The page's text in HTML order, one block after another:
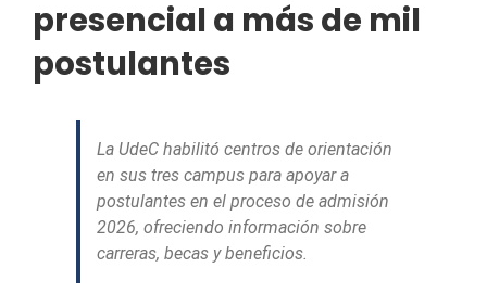
presencial a más de mil
postulantes
La UdeC habilitó centros de orientación
en sus tres campus para apoyar a
postulantes en el proceso de admisión
2026, ofreciendo información sobre
carreras, becas y beneficios.